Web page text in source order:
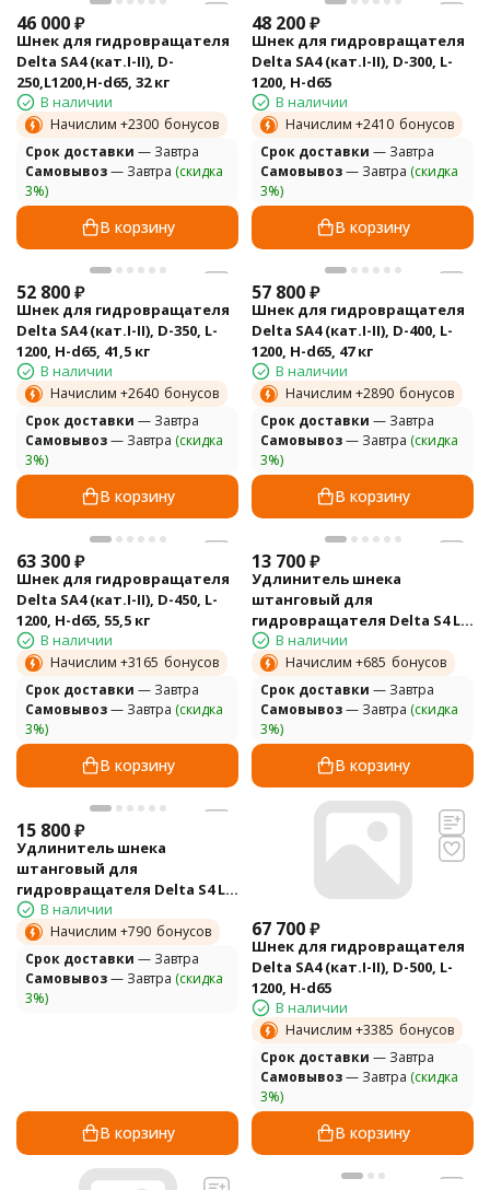
46 000₽
Шнек для гидровращателя
Delta SA4 (кат.I-II), D-
250,L1200,H-d65, 32 кг
В наличии
Начислим +2300 бонусов
Cрок доставки — Завтра
Самовывоз— Завтра (скидка
3%)
В корзину
48 200₽
Шнек для гидровращателя
Delta SA4 (кат.I-II), D-300, L-
1200, H-d65
В наличии
Начислим +2410 бонусов
Cрок доставки — Завтра
Самовывоз— Завтра (скидка
3%)
В корзину
52 800₽
Шнек для гидровращателя
Delta SA4 (кат.I-II), D-350, L-
1200, H-d65, 41,5 кг
В наличии
Начислим +2640 бонусов
Cрок доставки — Завтра
Самовывоз— Завтра (скидка
3%)
В корзину
57 800₽
Шнек для гидровращателя
Delta SA4 (кат.I-II), D-400, L-
1200, H-d65, 47 кг
В наличии
Начислим +2890 бонусов
Cрок доставки — Завтра
Самовывоз— Завтра (скидка
3%)
В корзину
63 300₽
Шнек для гидровращателя
Delta SA4 (кат.I-II), D-450, L-
1200, H-d65, 55,5 кг
В наличии
Начислим +3165 бонусов
Cрок доставки — Завтра
Самовывоз— Завтра (скидка
3%)
В корзину
13 700₽
Удлинитель шнека
штанговый для
гидровращателя Delta S4 L-
500 12 кг
В наличии
Начислим +685 бонусов
Cрок доставки — Завтра
Самовывоз— Завтра (скидка
3%)
В корзину
15 800₽
Удлинитель шнека
штанговый для
гидровращателя Delta S4 L-
1000 17,5 кг
В наличии
Начислим +790 бонусов
Cрок доставки — Завтра
Самовывоз— Завтра (скидка
3%)
В корзину
67 700₽
Шнек для гидровращателя
Delta SA4 (кат.I-II), D-500, L-
1200, H-d65
В наличии
Начислим +3385 бонусов
Cрок доставки — Завтра
Самовывоз— Завтра (скидка
3%)
В корзину